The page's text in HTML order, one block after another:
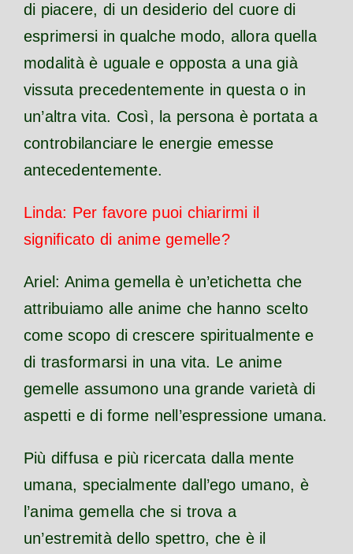
di piacere, di un desiderio del cuore di
esprimersi in qualche modo, allora quella
modalità è uguale e opposta a una già
vissuta precedentemente in questa o in
un’altra vita. Così, la persona è portata a
controbilanciare le energie emesse
antecedentemente.
Linda: Per favore puoi chiarirmi il
significato di anime gemelle?
Ariel: Anima gemella è un’etichetta che
attribuiamo alle anime che hanno scelto
come scopo di crescere spiritualmente e
di trasformarsi in una vita. Le anime
gemelle assumono una grande varietà di
aspetti e di forme nell’espressione umana.
Più diffusa e più ricercata dalla mente
umana, specialmente dall’ego umano, è
l’anima gemella che si trova a
un’estremità dello spettro, che è il